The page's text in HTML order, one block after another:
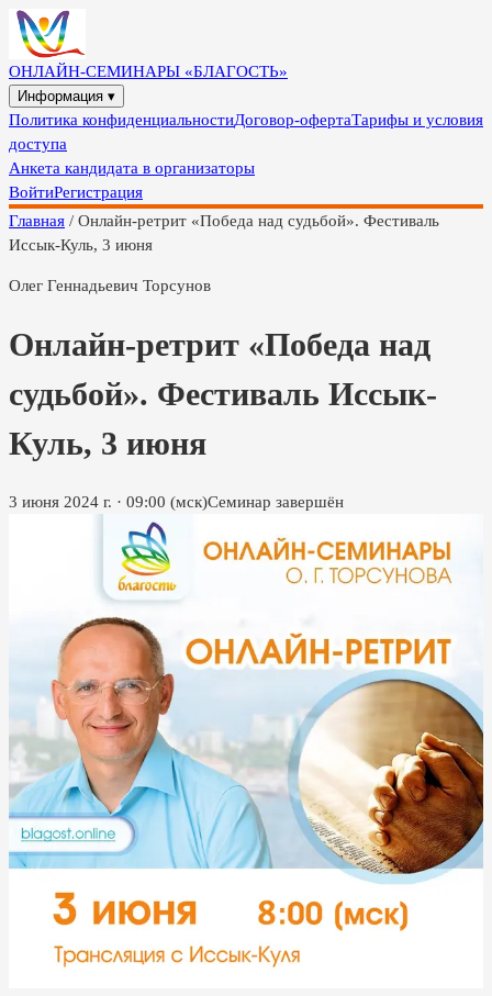
ОНЛАЙН-СЕМИНАРЫ «БЛАГОСТЬ»
Информация ▾
Политика конфиденциальностиДоговор-офертаТарифы и условия
доступа
Анкета кандидата в организаторы
ВойтиРегистрация
Главная / Онлайн-ретрит «Победа над судьбой». Фестиваль
Иссык-Куль, 3 июня
Олег Геннадьевич Торсунов
Онлайн-ретрит «Победа над
судьбой». Фестиваль Иссык-
Куль, 3 июня
3 июня 2024 г. · 09:00 (мск)Семинар завершён